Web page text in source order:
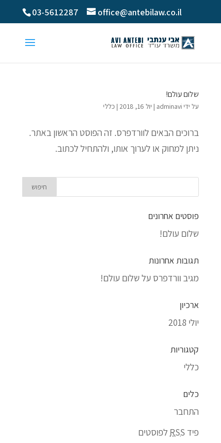
03-5612287 office@antebilaw.co.il
שלום עולם!
על ידי adminavi
| יול 16, 2018 | כללי
ברוכים הבאים לוורדפרס. זה הפוסט הראשון באתר.
ניתן למחוק או לערוך אותו, ולהתחיל לכתוב.
פוסטים אחרונים
שלום עולם!
תגובות אחרונות
מגיב וורדפרס על שלום עולם!
ארכיון
יולי 2018
קטגוריות
כללי
כלים
התחבר
פיד RSS לפוסטים